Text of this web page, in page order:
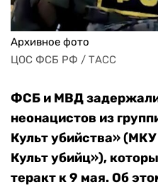
Архивное фото
ЦОС ФСБ РФ / ТАСС
ФСБ и МВД
неонацистов из
Культ убийства»
Культ убийц»),
теракт к 9 мая. Об